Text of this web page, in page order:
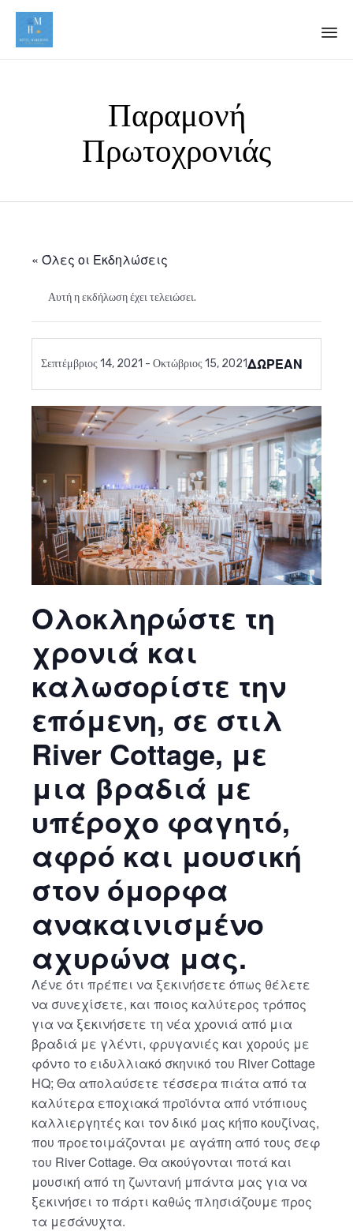
Παραμονή
Πρωτοχρονιάς
« Όλες οι Εκδηλώσεις
Αυτή η εκδήλωση έχει τελειώσει.
Σεπτέμβριος 14, 2021 -Οκτώβριος 15, 2021ΔΩΡΕΆΝ
Ολοκληρώστε τη
χρονιά και
καλωσορίστε την
επόμενη, σε στιλ
River Cottage, με
μια βραδιά με
υπέροχο φαγητό,
αφρό και μουσική
στον όμορφα
ανακαινισμένο
αχυρώνα μας.
Λένε ότι πρέπει να ξεκινήσετε όπως θέλετε
να συνεχίσετε, και ποιος καλύτερος τρόπος
για να ξεκινήσετε τη νέα χρονιά από μια
βραδιά με γλέντι, φρυγανιές και χορούς με
φόντο το ειδυλλιακό σκηνικό του River Cottage
HQ; Θα απολαύσετε τέσσερα πιάτα από τα
καλύτερα εποχιακά προϊόντα από ντόπιους
καλλιεργητές και τον δικό μας κήπο κουζίνας,
που προετοιμάζονται με αγάπη από τους σεφ
του River Cottage. Θα ακούγονται ποτά και
μουσική από τη ζωντανή μπάντα μας για να
ξεκινήσει το πάρτι καθώς πλησιάζουμε προς
τα μεσάνυχτα.